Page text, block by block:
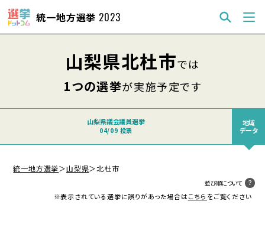
統一地方選挙 2023
山梨県北杜市では
1つの選挙が実施予定です
山梨県議会議員選挙
04/09 投票
地域
データ
統一地方選挙＞山梨県＞北杜市
並び順について
※表示されている選挙に誤りがあった場合はこちら をご覧ください